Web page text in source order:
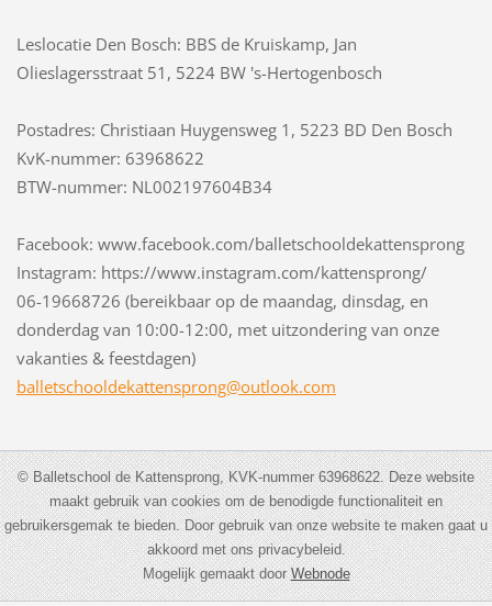
Leslocatie Den Bosch: BBS de Kruiskamp, Jan
Olieslagersstraat 51, 5224 BW 's-Hertogenbosch
Postadres: Christiaan Huygensweg 1, 5223 BD Den Bosch
KvK-nummer: 63968622
BTW-nummer: NL002197604B34
Facebook: www.facebook.com/balletschooldekattensprong
Instagram: https://www.instagram.com/kattensprong/
06-19668726 (bereikbaar op de maandag, dinsdag, en
donderdag van 10:00-12:00, met uitzondering van onze
vakanties & feestdagen)
balletschooldekattensprong@outlook.com
© Balletschool de Kattensprong, KVK-nummer 63968622. Deze website
maakt gebruik van cookies om de benodigde functionaliteit en
gebruikersgemak te bieden. Door gebruik van onze website te maken gaat u
akkoord met ons privacybeleid.
Mogelijk gemaakt doorWebnode